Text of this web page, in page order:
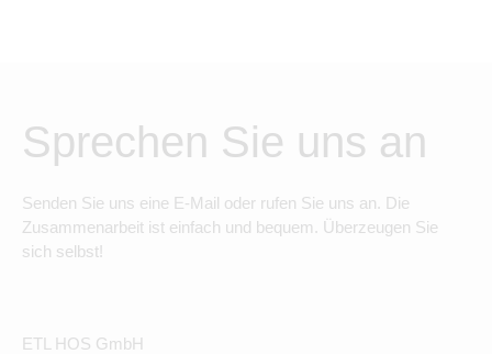
Sprechen Sie uns an
Senden Sie uns eine E-Mail oder rufen Sie uns an. Die
Zusammenarbeit ist einfach und bequem. Überzeugen Sie
sich selbst!
ETL HOS GmbH